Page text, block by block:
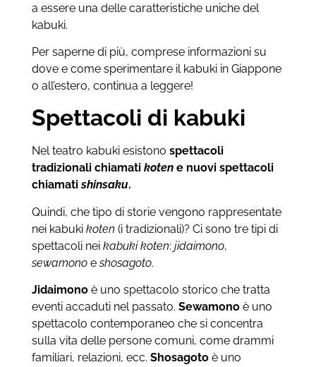
a essere una delle caratteristiche uniche del
kabuki.
Per saperne di più, comprese informazioni su
dove e come sperimentare il kabuki in Giappone
o all’estero, continua a leggere!
Spettacoli di kabuki
Nel teatro kabuki esistono spettacoli
tradizionali chiamati kotene nuovi spettacoli
chiamatishinsaku.
Quindi, che tipo di storie vengono rappresentate
nei kabuki koten (i tradizionali)? Ci sono tre tipi di
spettacoli nei kabuki koten: jidaimono,
sewamonoeshosagoto.
Jidaimonoè uno spettacolo storico che tratta
eventi accaduti nel passato. Sewamonoè uno
spettacolo contemporaneo che si concentra
sulla vita delle persone comuni, come drammi
familiari, relazioni, ecc. Shosagoto è uno